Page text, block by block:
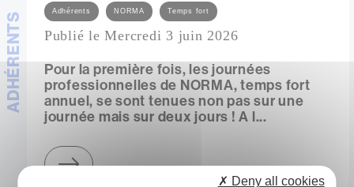
ADHÉRENTS
Catégories
Adhérents NORMA Temps fort
Publié le Mercredi 3 juin 2026
Pour la première fois, les journées
professionnelles de NORMA, temps fort
annuel, se sont tenues non pas sur une
journée mais sur deux jours ! A l...
✗ Deny all cookies